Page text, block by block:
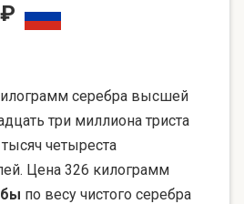
серебра высшей
три миллиона триста
четыреста
Цена 326 килограмм
по весу чистого серебра